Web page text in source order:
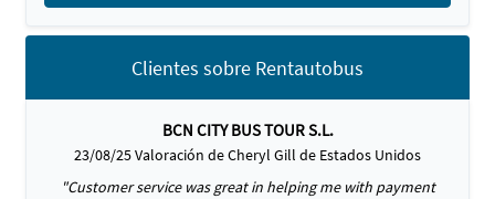
Clientes sobre Rentautobus
BCN CITY BUS TOUR S.L.
23/08/25 Valoración de Cheryl Gill de Estados Unidos
"Customer service was great in helping me with payment